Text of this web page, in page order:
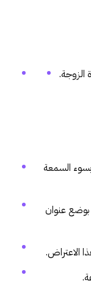
الزوجة.
السمعة
بوضع عنوان
الاعتراض.